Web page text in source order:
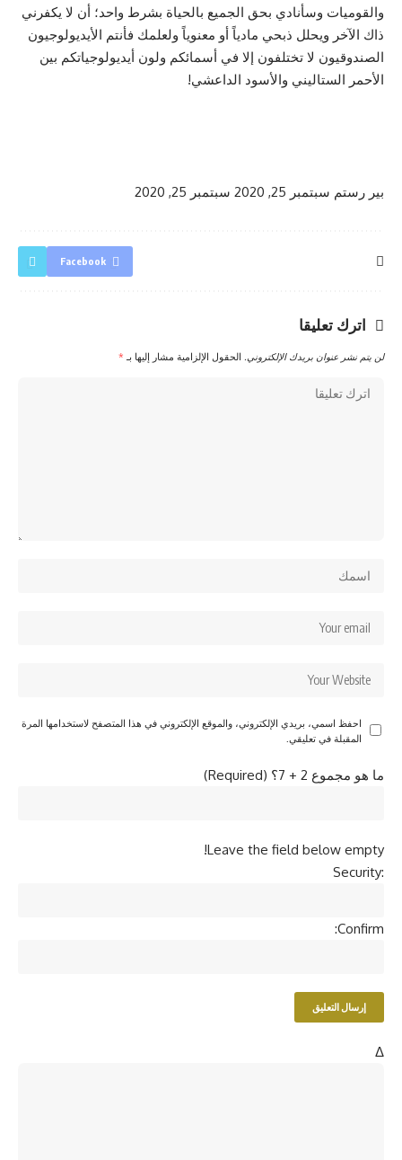
والقوميات وسأنادي بحق الجميع بالحياة بشرط واحد؛ أن لا يكفرني
ذاك الآخر ويحلل ذبحي مادياً أو معنوياً ولعلمك فأنتم الأيديولوجيون
الصندوقيون لا تختلفون إلا في أسمائكم ولون أيديولوجياتكم بين
الأحمر الستاليني والأسود الداعشي!
بير رستم سبتمبر 25, 2020 سبتمبر 25, 2020
Facebook
اترك تعليقا
لن يتم نشر عنوان بريدك الإلكتروني. الحقول الإلزامية مشار إليها بـ *
احفظ اسمي، بريدي الإلكتروني، والموقع الإلكتروني في هذا المتصفح لاستخدامها المرة
المقبلة في تعليقي.
ما هو مجموع 2 + 7؟ (Required)
Leave the field below empty!
Security:
Confirm:
Δ